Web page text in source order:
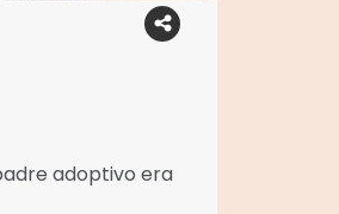
adoptivo era